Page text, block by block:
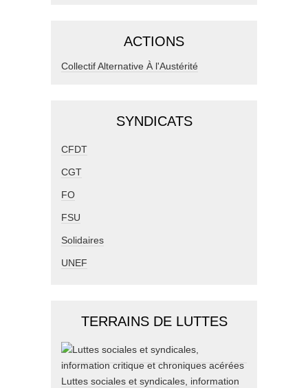
ACTIONS
Collectif Alternative À l'Austérité
SYNDICATS
CFDT
CGT
FO
FSU
Solidaires
UNEF
TERRAINS DE LUTTES
Luttes sociales et syndicales, information